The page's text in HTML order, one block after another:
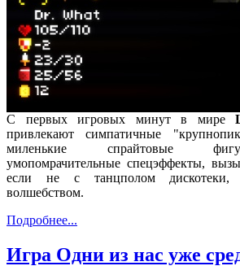
С первых игровых минут в мире
привлекают симпатичные
миленькие спрайтовые
умопомрачительные спецэффекты,
если не с танцполом
волшебством.
Подробнее...
Игра Одни из нас уже